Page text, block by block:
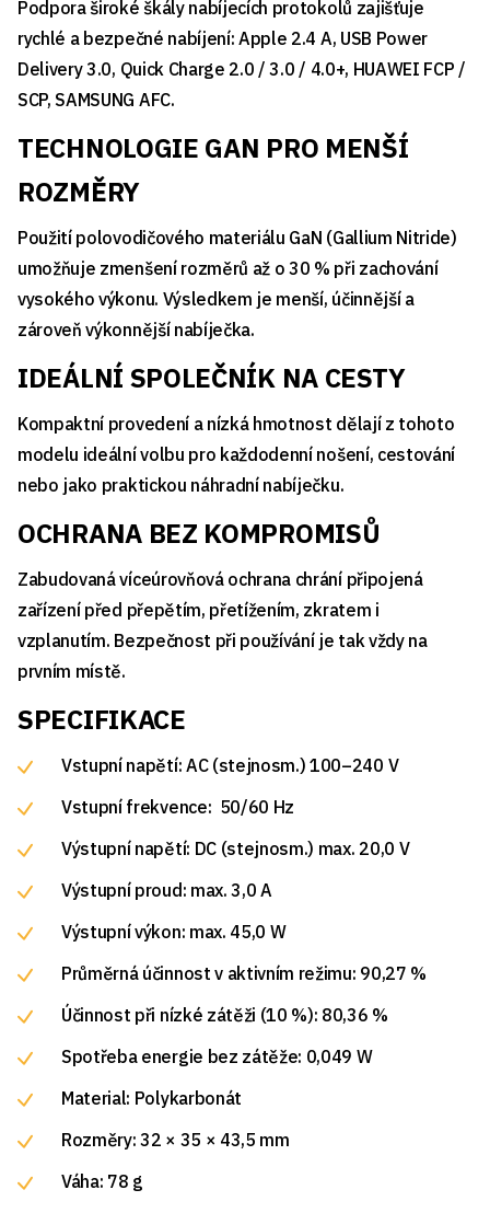
Podpora široké škály nabíjecích protokolů zajišťuje
rychlé a bezpečné nabíjení: Apple 2.4 A, USB Power
Delivery 3.0, Quick Charge 2.0 / 3.0 / 4.0+, HUAWEI FCP /
SCP, SAMSUNG AFC.
TECHNOLOGIE GAN PRO MENŠÍ
ROZMĚRY
Použití polovodičového materiálu GaN (Gallium Nitride)
umožňuje zmenšení rozměrů až o 30 % při zachování
vysokého výkonu. Výsledkem je menší, účinnější a
zároveň výkonnější nabíječka.
IDEÁLNÍ SPOLEČNÍK NA CESTY
Kompaktní provedení a nízká hmotnost dělají z tohoto
modelu ideální volbu pro každodenní nošení, cestování
nebo jako praktickou náhradní nabíječku.
OCHRANA BEZ KOMPROMISŮ
Zabudovaná víceúrovňová ochrana chrání připojená
zařízení před přepětím, přetížením, zkratem i
vzplanutím. Bezpečnost při používání je tak vždy na
prvním místě.
SPECIFIKACE
Vstupní napětí: AC (stejnosm.) 100–240 V
Vstupní frekvence: 50/60 Hz
Výstupní napětí: DC (stejnosm.) max. 20,0 V
Výstupní proud: max. 3,0 A
Výstupní výkon: max. 45,0 W
Průměrná účinnost v aktivním režimu: 90,27 %
Účinnost při nízké zátěži (10 %): 80,36 %
Spotřeba energie bez zátěže: 0,049 W
Material: Polykarbonát
Rozměry: 32 × 35 × 43,5 mm
Váha: 78 g